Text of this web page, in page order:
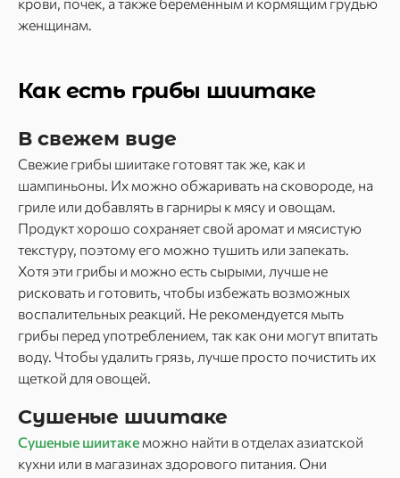
женщинам.
Как есть грибы шиитаке
В свежем виде
Свежие грибы шиитаке готовят так же, как и
шампиньоны. Их можно обжаривать на сковороде, на
гриле или добавлять в гарниры к мясу и овощам.
Продукт хорошо сохраняет свой аромат и мясистую
текстуру, поэтому его можно тушить или запекать.
Хотя эти грибы и можно есть сырыми, лучше не
рисковать и готовить, чтобы избежать возможных
воспалительных реакций. Не рекомендуется мыть
грибы перед употреблением, так как они могут впитать
воду. Чтобы удалить грязь, лучше просто почистить их
щеткой для овощей.
Сушеные шиитаке
Сушеные шиитаке можно найти в отделах азиатской
кухни или в магазинах здорового питания. Они